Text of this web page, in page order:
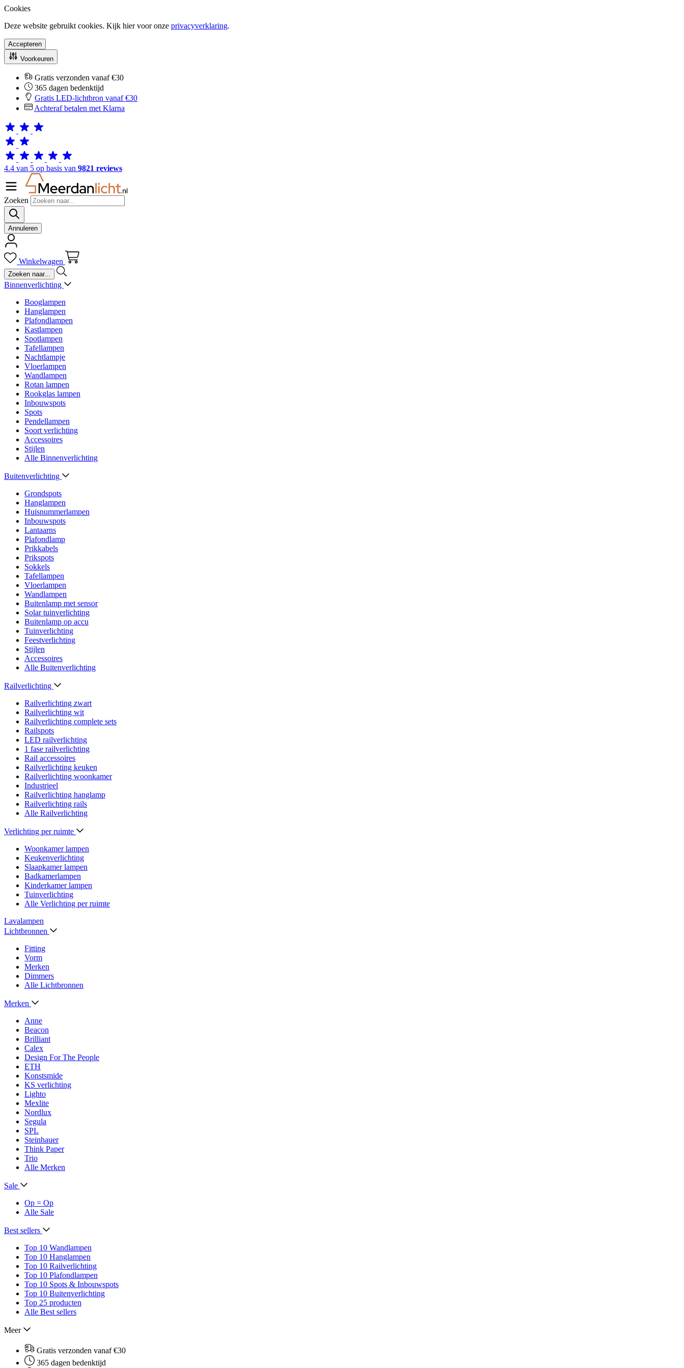
Cookies
Deze website gebruikt cookies. Kijk hier voor onze privacyverklaring.
Accepteren
Voorkeuren
Gratis verzonden vanaf €30
365 dagen bedenktijd
Gratis LED-lichtbron vanaf €30
Achteraf betalen met Klarna
4.4 van 5 op basis van 9821 reviews
Zoeken
Annuleren
Winkelwagen
Binnenverlichting
Booglampen
Hanglampen
Plafondlampen
Kastlampen
Spotlampen
Tafellampen
Nachtlampje
Vloerlampen
Wandlampen
Rotan lampen
Rookglas lampen
Inbouwspots
Spots
Pendellampen
Soort verlichting
Accessoires
Stijlen
Alle Binnenverlichting
Buitenverlichting
Grondspots
Hanglampen
Huisnummerlampen
Inbouwspots
Lantaarns
Plafondlamp
Prikkabels
Prikspots
Sokkels
Tafellampen
Vloerlampen
Wandlampen
Buitenlamp met sensor
Solar tuinverlichting
Buitenlamp op accu
Tuinverlichting
Feestverlichting
Stijlen
Accessoires
Alle Buitenverlichting
Railverlichting
Railverlichting zwart
Railverlichting wit
Railverlichting complete sets
Railspots
LED railverlichting
1 fase railverlichting
Rail accessoires
Railverlichting keuken
Railverlichting woonkamer
Industrieel
Railverlichting hanglamp
Railverlichting rails
Alle Railverlichting
Verlichting per ruimte
Woonkamer lampen
Keukenverlichting
Slaapkamer lampen
Badkamerlampen
Kinderkamer lampen
Tuinverlichting
Alle Verlichting per ruimte
Lavalampen
Lichtbronnen
Fitting
Vorm
Merken
Dimmers
Alle Lichtbronnen
Merken
Anne
Beacon
Brilliant
Calex
Design For The People
ETH
Konstsmide
KS verlichting
Lighto
Mexlite
Nordlux
Segula
SPL
Steinhauer
Think Paper
Trio
Alle Merken
Sale
Op = Op
Alle Sale
Best sellers
Top 10 Wandlampen
Top 10 Hanglampen
Top 10 Railverlichting
Top 10 Plafondlampen
Top 10 Spots & Inbouwspots
Top 10 Buitenverlichting
Top 25 producten
Alle Best sellers
Meer
Gratis verzonden vanaf €30
365 dagen bedenktijd